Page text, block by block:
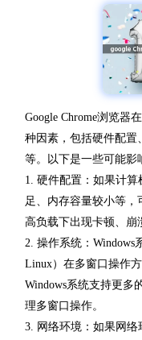
Google Chrome浏览器
种因素，包括硬件配置
等。以下是一些可能影
1. 硬件配置：如果计
足、内存容量较小等，
高负载下出现卡顿、崩
2. 操作系统：Windows
Linux）在多窗口操作
Windows系统支持更多
理多窗口操作。
3. 网络环境：如果网